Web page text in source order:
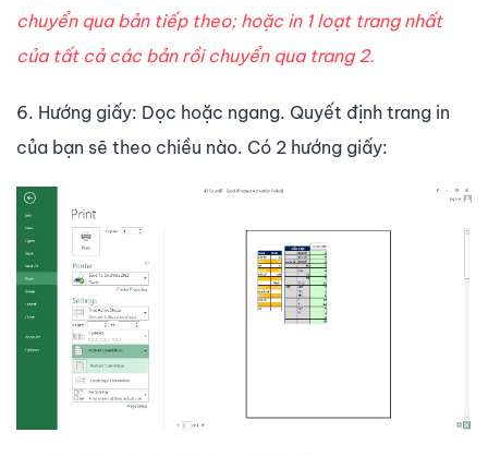
chuyển qua bản tiếp theo; hoặc in 1 loạt trang nhất
của tất cả các bản rồi chuyển qua trang 2.
6. Hướng giấy: Dọc hoặc ngang. Quyết định trang in
của bạn sẽ theo chiều nào. Có 2 hướng giấy: